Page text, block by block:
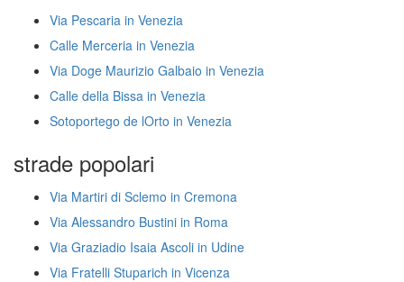
Via Pescaria in Venezia
Calle Merceria in Venezia
Via Doge Maurizio Galbaio in Venezia
Calle della Bissa in Venezia
Sotoportego de lOrto in Venezia
strade popolari
Via Martiri di Sclemo in Cremona
Via Alessandro Bustini in Roma
Via Graziadio Isaia Ascoli in Udine
Via Fratelli Stuparich in Vicenza